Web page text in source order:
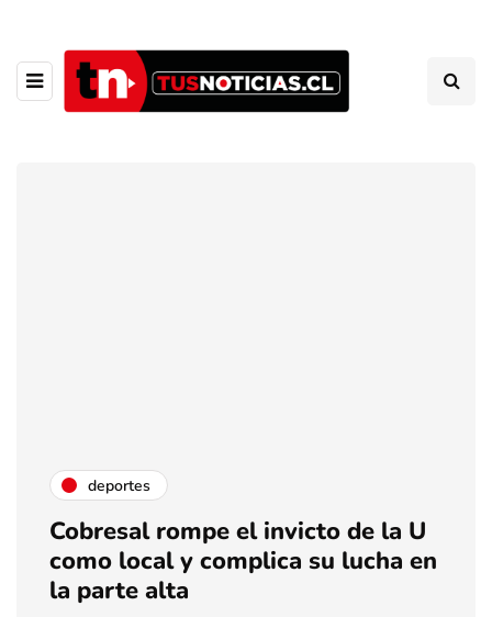
deportes
Cobresal rompe el invicto de la U
como local y complica su lucha en
la parte alta